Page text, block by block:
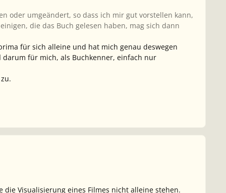
oder umgeändert, so dass ich mir gut vorstellen kann,
die das Buch gelesen haben, mag sich dann
für sich alleine und hat mich genau deswegen
für mich, als Buchkenner, einfach nur
Visualisierung eines Filmes nicht alleine stehen.